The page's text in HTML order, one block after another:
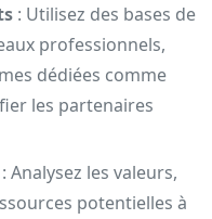
: Utilisez des bases de
professionnels,
dédiées comme
les partenaires
: Analysez les valeurs,
potentielles à